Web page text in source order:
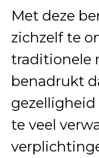
Met deze
zichzelf te
traditionele
benadrukt
te veel